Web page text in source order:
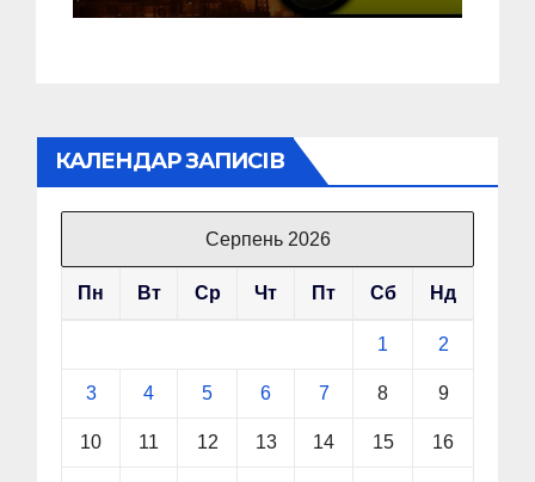
КАЛЕНДАР ЗАПИСІВ
Серпень 2026
Пн Вт Ср Чт Пт Сб Нд
1 2
3 4 5 6 7 8 9
10 11 12 13 14 15 16